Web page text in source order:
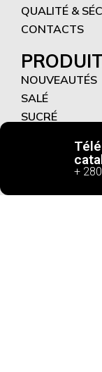
QUALITÉ &
CONTACTS
NOUVEAUTÉS
SALÉ
SUCRÉ
+